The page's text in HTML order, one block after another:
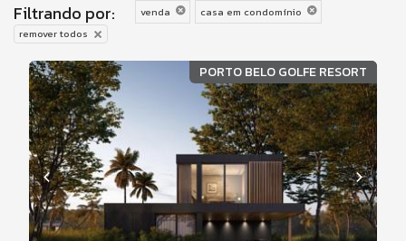
Filtrando por: venda
casa em condomínio
remover todos
PORTO BELO GOLFE RESORT